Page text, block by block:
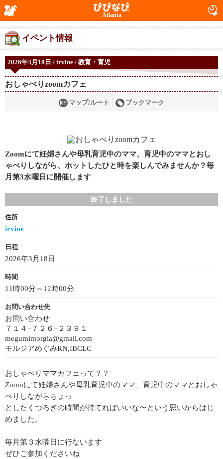
Atlanta
イベント情報
2026年3月18日 / irvine / 教育・育児
おしゃべりzoomカフェ
マップ/ルート ブックマーク
Zoomにて妊婦さんや母乳育児中のママ、育児中のママとおし
ゃべりしながら、ホットしたひと時を楽しんでみませんか？毎
月第3水曜日に開催します
終了しました
住所
irvine
日程
2026年3月18日
時間
11時00分～12時00分
お問い合わせ先
お問い合わせ
７１４−７２６−２３９１
megumimorgia@gmail.com
モルジアめぐみRN,IBCLC
おしゃべりママカフェって？？
Zoomにて妊婦さんや母乳育児中のママ、育児中のママとおしゃ
べりしながらちょっ
としたくつろぎの時間が持てればいいな〜という思いからはじ
めました。
毎月第３水曜日に行ないます
ぜひご参加くださいね